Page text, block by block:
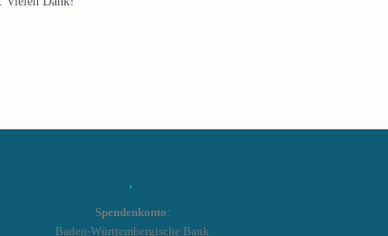
Spendenkonto:
Baden-Württembergische Bank